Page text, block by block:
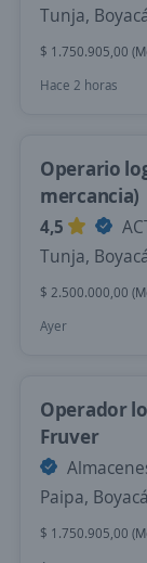
Tunja,
$ 1.750.905,00
Hace 2 horas
Operario
mercancia)
4,5
Tunja,
$ 2.500.000,00
Ayer
Operador
Fruver
Paipa, Boyacá
$ 1.750.905,00